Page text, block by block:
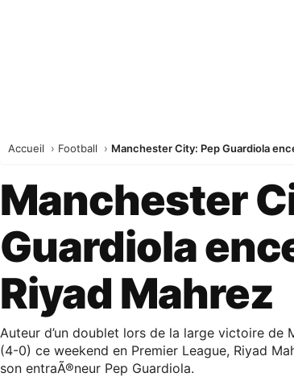
Accueil Football Manchester City: Pep Guardiola
Manchester
Guardiola
Riyad Mahrez
Auteur d’un doublet lors de la large victoire de
(4-0) ce weekend en Premier League, Riyad
son entraÃ®neur Pep Guardiola.